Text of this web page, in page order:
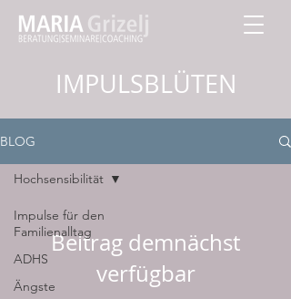
IMPULSBLÜTEN
BLOG
Impulse für den
Familienalltag
ADHS
Ängste
Hochsensibilität
Beitrag demnächst
verfügbar